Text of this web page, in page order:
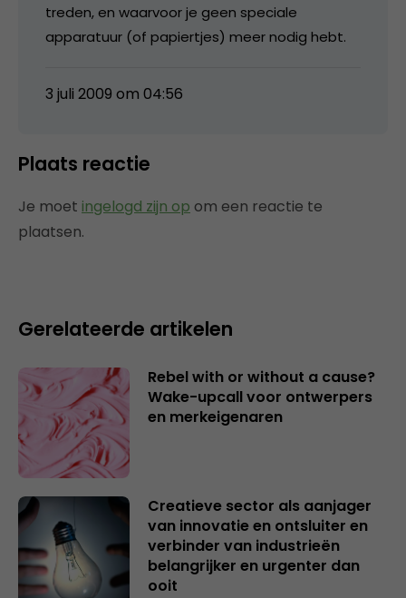
treden, en waarvoor je geen speciale
apparatuur (of papiertjes) meer nodig hebt.
3 juli 2009 om 04:56
Plaats reactie
Je moet ingelogd zijn op om een reactie te
plaatsen.
Gerelateerde artikelen
Rebel with or without a cause?
Wake-upcall voor ontwerpers
en merkeigenaren
Creatieve sector als aanjager
van innovatie en ontsluiter en
verbinder van industrieën
belangrijker en urgenter dan
ooit